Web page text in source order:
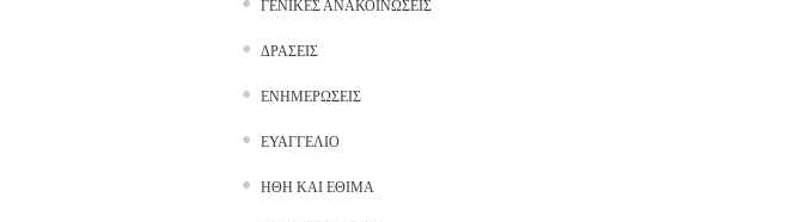
ΓΕΝΙΚΈΣ ΑΝΑΚΟΙΝΏΣΕΙΣ
ΔΡΆΣΕΙΣ
ΕΝΗΜΕΡΏΣΕΙΣ
ΕΥΑΓΓΈΛΙΟ
ΉΘΗ ΚΑΙ ΈΘΙΜΑ